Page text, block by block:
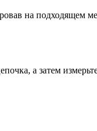
на подходящем
а затем